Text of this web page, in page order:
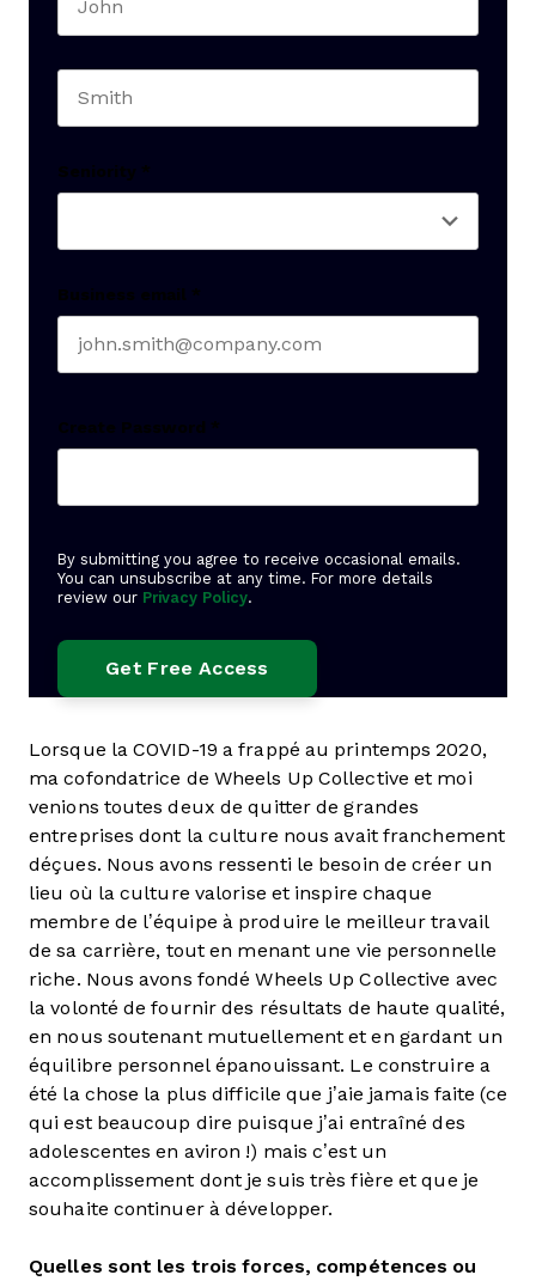
Seniority *
Business email *
Create Password *
By submitting you agree to receive occasional emails.
You can unsubscribe at any time. For more details
review our Privacy Policy.
Lorsque la COVID-19 a frappé au printemps 2020,
ma cofondatrice de Wheels Up Collective et moi
venions toutes deux de quitter de grandes
entreprises dont la culture nous avait franchement
déçues. Nous avons ressenti le besoin de créer un
lieu où la culture valorise et inspire chaque
membre de l’équipe à produire le meilleur travail
de sa carrière, tout en menant une vie personnelle
riche. Nous avons fondé Wheels Up Collective avec
la volonté de fournir des résultats de haute qualité,
en nous soutenant mutuellement et en gardant un
équilibre personnel épanouissant. Le construire a
été la chose la plus difficile que j’aie jamais faite (ce
qui est beaucoup dire puisque j’ai entraîné des
adolescentes en aviron !) mais c’est un
accomplissement dont je suis très fière et que je
souhaite continuer à développer.
Quelles sont les trois forces, compétences ou